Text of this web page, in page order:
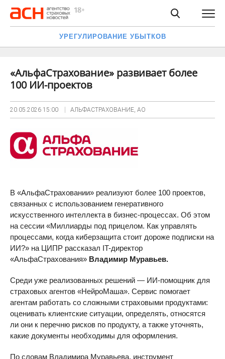
УРЕГУЛИРОВАНИЕ УБЫТКОВ
«АльфаСтрахование» развивает более
100 ИИ-проектов
20.05.2026 15:00 АЛЬФАСТРАХОВАНИЕ, АО
В «АльфаСтраховании» реализуют более 100 проектов,
связанных с использованием генеративного
искусственного интеллекта в бизнес-процессах. Об этом
на сессии «Миллиарды под прицелом. Как управлять
процессами, когда киберзащита стоит дороже подписки на
ИИ?» на ЦИПР рассказал IT-директор
«АльфаСтрахования» Владимир Муравьев.
Среди уже реализованных решений — ИИ-помощник для
страховых агентов «НейроМаша». Сервис помогает
агентам работать со сложными страховыми продуктами:
оценивать клиентские ситуации, определять, относятся
ли они к перечню рисков по продукту, а также уточнять,
какие документы необходимы для оформления.
По словам Владимира Муравьева, инструмент